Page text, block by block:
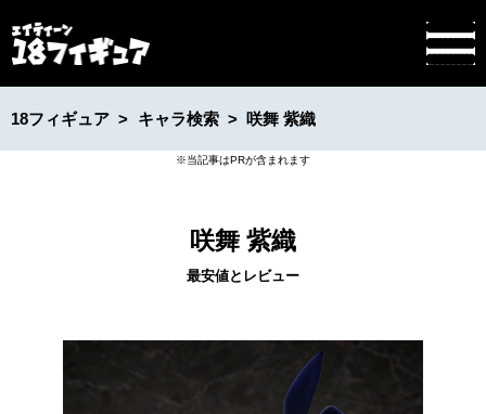
18フィギュア キャラ検索 咲舞 紫織
咲舞 紫織
最安値とレビュー